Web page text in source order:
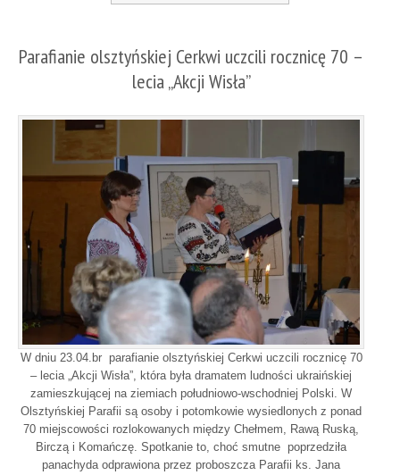
Parafianie olsztyńskiej Cerkwi uczcili rocznicę 70 –
lecia „Akcji Wisła”
W dniu 23.04.br parafianie olsztyńskiej Cerkwi uczcili rocznicę 70
– lecia „Akcji Wisła”, która była dramatem ludności ukraińskiej
zamieszkującej na ziemiach południowo-wschodniej Polski. W
Olsztyńskiej Parafii są osoby i potomkowie wysiedlonych z ponad
70 miejscowości rozlokowanych między Chełmem, Rawą Ruską,
Birczą i Komańczę. Spotkanie to, choć smutne poprzedziła
panachyda odprawiona przez proboszcza Parafii ks. Jana